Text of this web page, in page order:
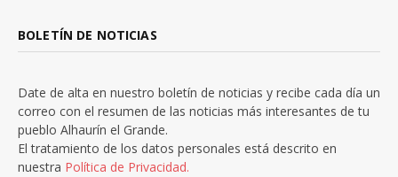
BOLETÍN DE NOTICIAS
Date de alta en nuestro boletín de noticias y recibe cada día un
correo con el resumen de las noticias más interesantes de tu
pueblo Alhaurín el Grande.
El tratamiento de los datos personales está descrito en
nuestra Política de Privacidad.